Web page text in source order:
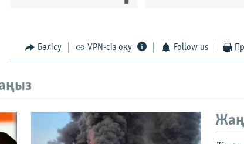
Бөлісу VPN-сіз оқу Follow us